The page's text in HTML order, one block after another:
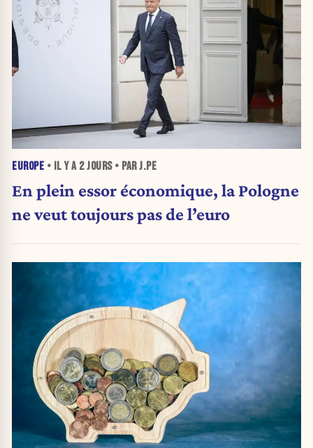
EUROPE • IL Y A 2 JOURS• PAR J.PE
En plein essor économique, la Pologne
ne veut toujours pas de l’euro